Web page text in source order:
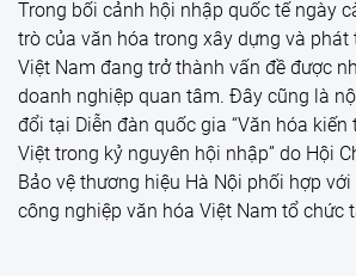
Trong bối cảnh hội nhập quốc tế ngày
trò của văn hóa trong xây dựng và phát
Việt Nam đang trở thành vấn đề được
doanh nghiệp quan tâm. Đây cũng là
đổi tại Diễn đàn quốc gia “Văn hóa
Việt trong kỷ nguyên hội nhập” do Hội
Bảo vệ thương hiệu Hà Nội phối hợp
công nghiệp văn hóa Việt Nam tổ chức